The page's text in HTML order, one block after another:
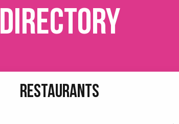
Directory
RESTAURANTS